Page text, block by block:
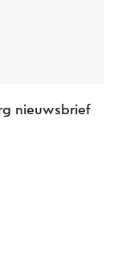
nieuwsbrief